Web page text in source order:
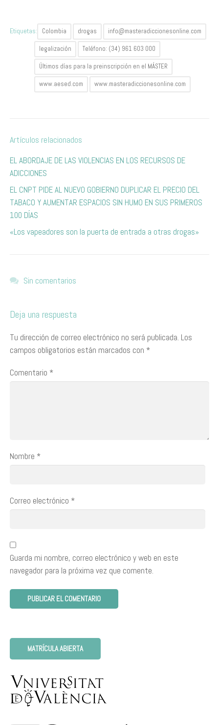
Etiquetas: Colombia drogas info@masteradiccionesonline.com
legalización Teléfono: (34) 961 603 000
Últimos días para la preinscripción en el MÁSTER
www.aesed.com www.masteradiccionesonline.com
Artículos relacionados
EL ABORDAJE DE LAS VIOLENCIAS EN LOS RECURSOS DE
ADICCIONES
EL CNPT PIDE AL NUEVO GOBIERNO DUPLICAR EL PRECIO DEL
TABACO Y AUMENTAR ESPACIOS SIN HUMO EN SUS PRIMEROS
100 DÍAS
«Los vapeadores son la puerta de entrada a otras drogas»
Sin comentarios
Deja una respuesta
Tu dirección de correo electrónico no será publicada. Los
campos obligatorios están marcados con *
Comentario *
Nombre *
Correo electrónico *
Guarda mi nombre, correo electrónico y web en este
navegador para la próxima vez que comente.
MATRÍCULA ABIERTA